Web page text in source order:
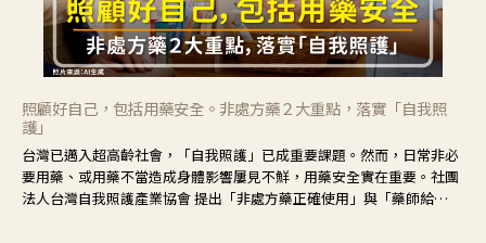
照顧好自己，包括用藥安全。非處方藥２大重點，落實「自我照
護」
台灣已邁入超高齡社會，「自我照護」已成重要課題。然而，日常非必
要用藥、或用藥不當造成身體影響屢見不鮮，用藥安全實在重要。社團
法人台灣自我照護產業協會 提出「非處方藥正確使用」與「藥師給